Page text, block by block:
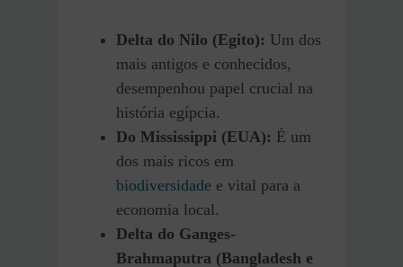
Delta do Nilo (Egito): Um dos
mais antigos e conhecidos,
desempenhou papel crucial na
história egípcia.
Do Mississippi (EUA): É um
dos mais ricos em
biodiversidade e vital para a
economia local.
Delta do Ganges-
Brahmaputra (Bangladesh e